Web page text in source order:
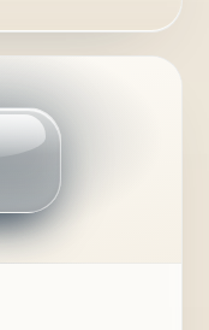
薦的台灣品牌？